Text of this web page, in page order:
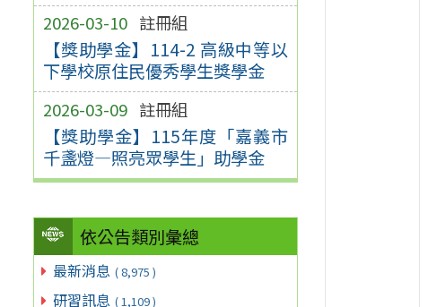
2026-03-10 註冊組
【獎助學金】114-2 高級中等以
下學校原住民優秀學生獎學金
2026-03-09 註冊組
【獎助學金】115年度「嘉義市
千盞燈—照亮眾學生」助學金
依公告類別彙總
最新消息 ( 8,975 )
研習訊息 ( 1,109 )